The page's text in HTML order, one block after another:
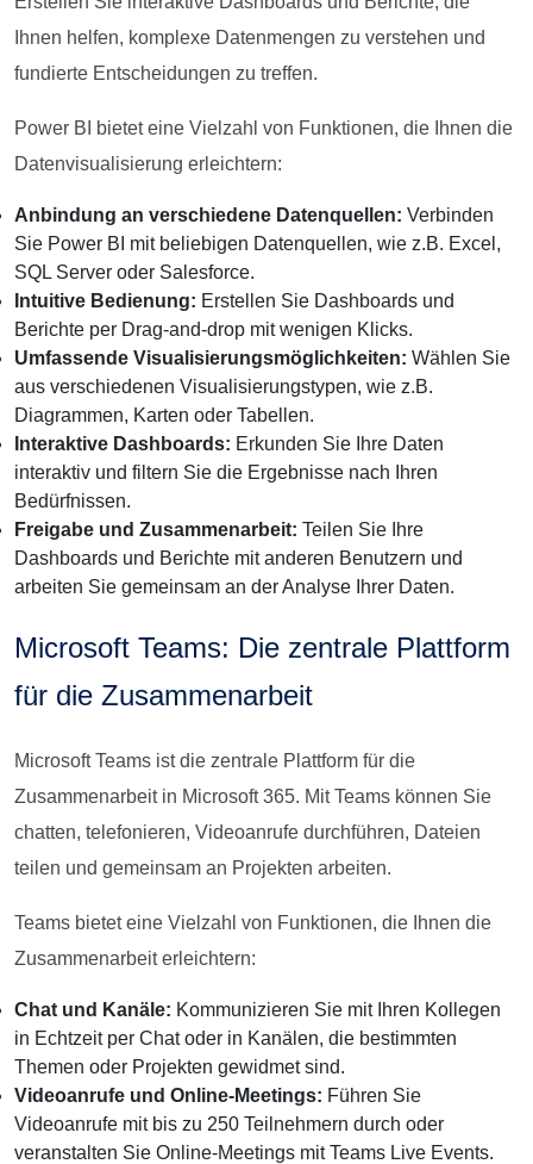
Ihnen helfen, komplexe Datenmengen zu verstehen und
fundierte Entscheidungen zu treffen.
Power BI bietet eine Vielzahl von Funktionen, die Ihnen die
Datenvisualisierung erleichtern:
Anbindung an verschiedene Datenquellen: Verbinden
Sie Power BI mit beliebigen Datenquellen, wie z.B. Excel,
SQL Server oder Salesforce.
Intuitive Bedienung: Erstellen Sie Dashboards und
Berichte per Drag-and-drop mit wenigen Klicks.
Umfassende Visualisierungsmöglichkeiten: Wählen Sie
aus verschiedenen Visualisierungstypen, wie z.B.
Diagrammen, Karten oder Tabellen.
Interaktive Dashboards: Erkunden Sie Ihre Daten
interaktiv und filtern Sie die Ergebnisse nach Ihren
Bedürfnissen.
Freigabe und Zusammenarbeit: Teilen Sie Ihre
Dashboards und Berichte mit anderen Benutzern und
arbeiten Sie gemeinsam an der Analyse Ihrer Daten.
Microsoft Teams: Die zentrale Plattform
für die Zusammenarbeit
Microsoft Teams ist die zentrale Plattform für die
Zusammenarbeit in Microsoft 365. Mit Teams können Sie
chatten, telefonieren, Videoanrufe durchführen, Dateien
teilen und gemeinsam an Projekten arbeiten.
Teams bietet eine Vielzahl von Funktionen, die Ihnen die
Zusammenarbeit erleichtern:
Chat und Kanäle: Kommunizieren Sie mit Ihren Kollegen
in Echtzeit per Chat oder in Kanälen, die bestimmten
Themen oder Projekten gewidmet sind.
Videoanrufe und Online-Meetings: Führen Sie
Videoanrufe mit bis zu 250 Teilnehmern durch oder
veranstalten Sie Online-Meetings mit Teams Live Events.